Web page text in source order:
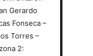
Gerardo
Fonseca –
Torres –
2: